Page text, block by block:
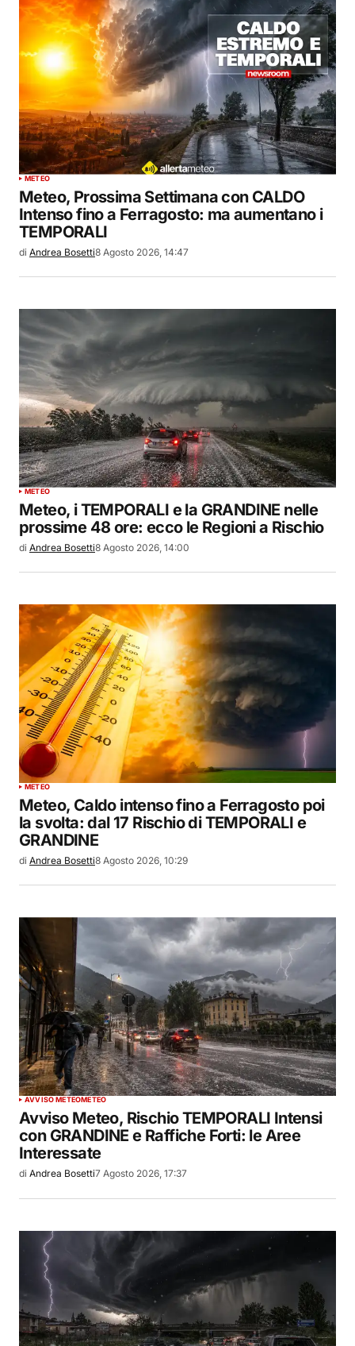
METEO
Meteo, Prossima Settimana con CALDO
Intenso fino a Ferragosto: ma aumentano i
TEMPORALI
di Andrea Bosetti8 Agosto 2026, 14:47
METEO
Meteo, i TEMPORALI e la GRANDINE nelle
prossime 48 ore: ecco le Regioni a Rischio
di Andrea Bosetti8 Agosto 2026, 14:00
METEO
Meteo, Caldo intenso fino a Ferragosto poi
la svolta: dal 17 Rischio di TEMPORALI e
GRANDINE
di Andrea Bosetti8 Agosto 2026, 10:29
AVVISO METEOMETEO
Avviso Meteo, Rischio TEMPORALI Intensi
con GRANDINE e Raffiche Forti: le Aree
Interessate
di Andrea Bosetti7 Agosto 2026, 17:37